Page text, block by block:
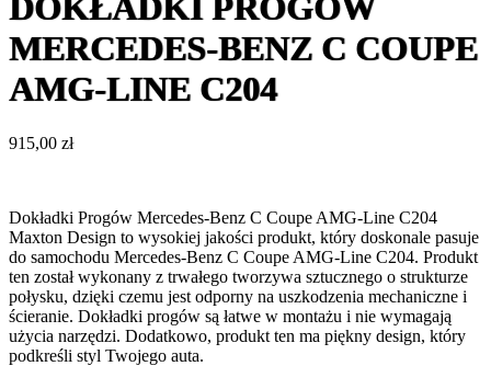
DOKŁADKI PROGÓW
MERCEDES-BENZ C COUPE
AMG-LINE C204
915,00 zł
Dokładki Progów Mercedes-Benz C Coupe AMG-Line C204
Maxton Design to wysokiej jakości produkt, który doskonale pasuje
do samochodu Mercedes-Benz C Coupe AMG-Line C204. Produkt
ten został wykonany z trwałego tworzywa sztucznego o strukturze
połysku, dzięki czemu jest odporny na uszkodzenia mechaniczne i
ścieranie. Dokładki progów są łatwe w montażu i nie wymagają
użycia narzędzi. Dodatkowo, produkt ten ma piękny design, który
podkreśli styl Twojego auta.